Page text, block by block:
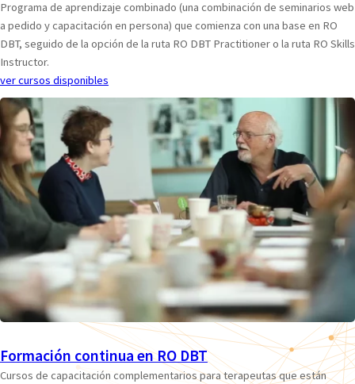
Programa de aprendizaje combinado (una combinación de seminarios web
a pedido y capacitación en persona) que comienza con una base en RO
DBT, seguido de la opción de la ruta RO DBT Practitioner o la ruta RO Skills
Instructor.
ver cursos disponibles
Formación continua en RO DBT
Cursos de capacitación complementarios para terapeutas que están